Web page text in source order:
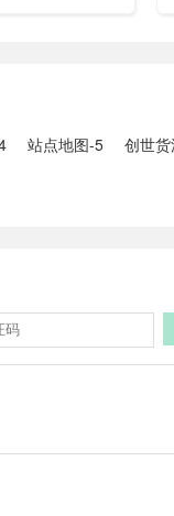
站点地图-5 创世